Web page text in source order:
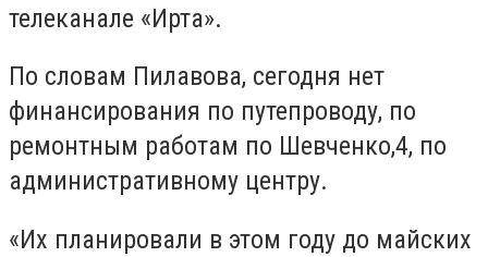
телеканале «Ирта».
По словам Пилавова, сегодня нет
финансирования по путепроводу, по
ремонтным работам по Шевченко,4, по
административному центру.
«Их планировали в этом году до майских